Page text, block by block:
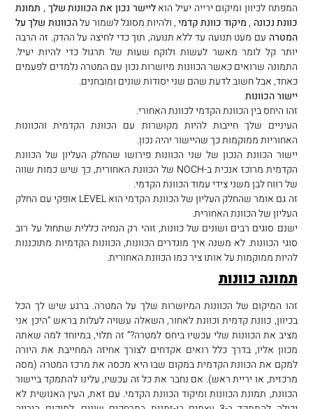
המפתח לכיוון ומיקום ירייה יעיל הואליישר נכון את הכוונות שלך , תמונת
כוונת נכונה ,מיקוד כוונת קדמי, ולהיות מסוגל לשמור עלהכוונות שלך על
המטרה עם מעט תנועה עד ללא תנועה, תוך כדי לחיצה על ההדק. זה הרבה
יותר קל לומר מאשר לעשות ולוקח שעות של תרגול כדי להיות יעיל.
התמונה שרואים כאשר הכוונות מיושרות נכון עם המטרה נלמדים לפעמים
כאחד, אבל חשוב לדעת שהם שני יסודות שונים ומובחנים.
יישור הכוונות
זהו היחס בין הכוונת הקדמי לכוונת האחורי.
העיניים שלך חייבות להיות מקושרות עם הכוונת הקדמית והכוונות
האחוריות ממוקמות כך שהיישור יהיה נכון.
יישור הכוונת הנכון של שני הכוונות פירושו שהחלק העליון של הכוונת
הקדמית מרוכז אנכית ב-NOCH של הכוונת האחורית, כך שיש כמות שווה
של רווח לבן משני צידי עמוד הכוונת הקדמי.
זה גם אומר שהחלק העליון של הכוונת הקדמי הוא LEVEL אופקי עם החלק
העליון של הכוונת האחורית.
ישנם סוגים רבים ושונים של כוונות, זוהי רק הנחיה כללית שתחול על רוב
סוגי הכוונות. לא משנה איך מוגדרים הכוונות, הכוונות הקדמיות מתוכננות
להיות ממוקמות על אותו ציר כמו הכוונת האחורית.
תמונה כוונות
זהו המיקום של הכוונות המיושרות שלך על המטרה. ברגע שיש לך הכל
בכיוון, כוונת קדמית וכוונת לאחור, השאלה עשויה לעלות בראש “היכן אני
מציב את הכוונות שלי עכשיו ביחס למטרה?” זה תלוי, במיוחד למה שאתה
מכוון אליו, בדרך כלל רואים אקדחים לצורך אחיזה המחייבת את היורה
למקם את הכוונת הקדמית במקום שבו היא מכסה את מרכז המטרה (מסה
מרכזית, או יריית ראש). אם נחבר את כל זה עכשיו, עלינו להתמקד ביישור
הכוונת, תמונת הכוונות ומיקוד הכוונת הקדמי. עם זאת, העין האנושית לא